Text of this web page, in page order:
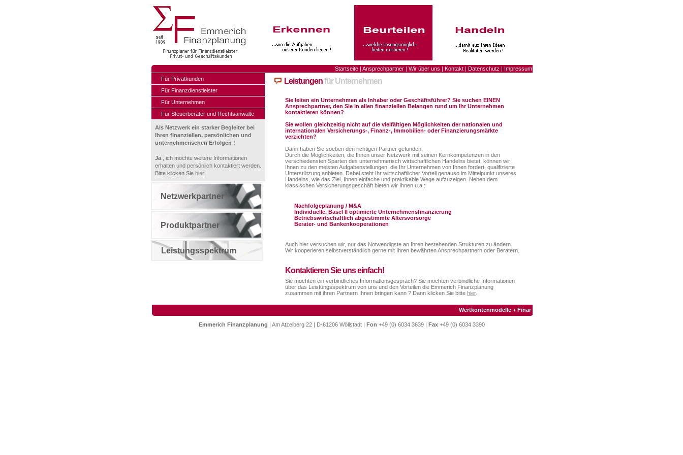
Startseite| Ansprechpartner| Wir über uns | Kontakt | Datenschutz | Impressum
Leistungenfür Unternehmen
Sie leiten ein Unternehmen als Inhaber oder Geschäftsführer? Sie suchen EINEN
Ansprechpartner, den Sie in allen finanziellen Belangen rund um Ihr Unternehmen
kontaktieren können?
Sie wollen gleichzeitig nicht auf die vielfältigen Möglichkeiten der nationalen und
internationalen Versicherungs-, Finanz-, Immobilien- oder Finanzierungsmärkte
verzichten?
Dann haben Sie soeben den richtigen Partner gefunden.
Durch die Möglichkeiten, die Ihnen unser Netzwerk mit seinen Kernkompetenzen in den
verschiedensten Sparten des unternehmerisch wirtschaftlichen Handelns bietet, können wir
Ihnen zu den meisten Aufgabenstellungen, die Ihr Unternehmen von Ihnen fordert, qualifizierte
Unterstützung anbieten. Dabei steht Ihr wirtschaftlicher Vorteil genauso im Mittelpunkt unseres
Handelns, wie das Ziel, Ihnen einfache und praktikable Wege aufzuzeigen. Neben dem
klassischen Versicherungsgeschäft bieten wir Ihnen u.a.:
Nachfolgeplanung / M&A
Individuelle, Basel II optimierte Unternehmensfinanzierung
Betriebswirtschaftlich abgestimmte Altersvorsorge
Berater- und Bankenkooperationen
Auch hier versuchen wir, nur das Notwendigste an Ihren bestehenden Strukturen zu ändern.
Wir kooperieren selbstverständlich gerne mit Ihren bewährten Ansprechpartnern oder Beratern.
Kontaktieren Sie uns einfach!
Sie möchten ein verbindliches Informationsgespräch? Sie möchten verbindliche Informationen
über das Leistungsspektrum von uns und den Vorteilen die Emmerich Finanzplanung
zusammen mit ihren Partnern Ihnen bringen kann ? Dann klicken Sie bitte hier.
Für Privatkunden
Für Finanzdienstleister
Für Unternehmen
Für Steuerberater und Rechtsanwälte
Als Netzwerk ein starker Begleiter bei
Ihren finanziellen, persönlichen und
unternehmerischen Erfolgen !
Ja , ich möchte weitere Informationen
erhalten und persönlich kontaktiert werden.
Bitte klicken Sie hier
Netzwerkpartner
Produktpartner
Leistungsspektrum
Wertkontenmodelle + Finanzierungen + Unabhängige Beleihungswertermittlung
Emmerich Finanzplanung | Am Atzelberg 22 | D-61206 Wöllstadt | Fon +49 (0) 6034 3639 | Fax+49 (0) 6034 3390